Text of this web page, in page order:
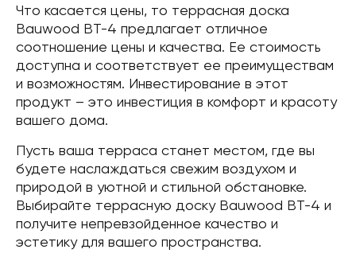
Что касается цены, то террасная доска
Bauwood BT-4 предлагает отличное
соотношение цены и качества. Ее стоимость
доступна и соответствует ее преимуществам
и возможностям. Инвестирование в этот
продукт – это инвестиция в комфорт и красоту
вашего дома.
Пусть ваша терраса станет местом, где вы
будете наслаждаться свежим воздухом и
природой в уютной и стильной обстановке.
Выбирайте террасную доску Bauwood BT-4 и
получите непревзойденное качество и
эстетику для вашего пространства.